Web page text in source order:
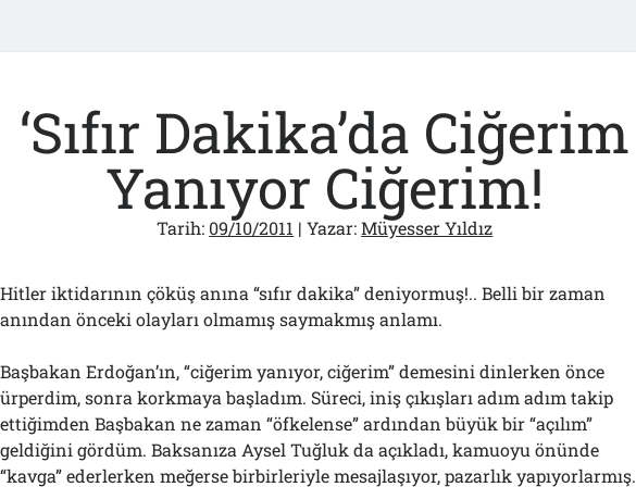
‘Sıfır Dakika’da Ciğerim
Yanıyor Ciğerim!
Tarih: 09/10/2011 | Yazar:Müyesser Yıldız
Hitler iktidarının çöküş anına “sıfır dakika” deniyormuş!.. Belli bir zaman
anından önceki olayları olmamış saymakmış anlamı.
Başbakan Erdoğan’ın, “ciğerim yanıyor, ciğerim” demesini dinlerken önce
ürperdim, sonra korkmaya başladım. Süreci, iniş çıkışları adım adım takip
ettiğimden Başbakan ne zaman “öfkelense” ardından büyük bir “açılım”
geldiğini gördüm. Baksanıza Aysel Tuğluk da açıkladı, kamuoyu önünde
“kavga” ederlerken meğerse birbirleriyle mesajlaşıyor, pazarlık yapıyorlarmış.